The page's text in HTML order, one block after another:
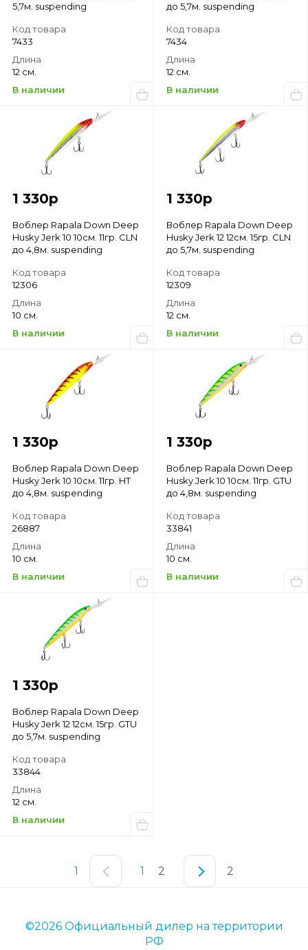
5,7м. suspending
Код товара
7433
Длина
12 см.
В наличии
до 5,7м. suspending
Код товара
7434
Длина
12 см.
В наличии
1 330р
Воблер Rapala Down Deep
Husky Jerk 10 10см. 11гр. CLN
до 4,8м. suspending
Код товара
12306
Длина
10 см.
В наличии
1 330р
Воблер Rapala Down Deep
Husky Jerk 12 12см. 15гр. CLN
до 5,7м. suspending
Код товара
12309
Длина
12 см.
В наличии
1 330р
Воблер Rapala Down Deep
Husky Jerk 10 10см. 11гр. HT
до 4,8м. suspending
Код товара
26887
Длина
10 см.
В наличии
1 330р
Воблер Rapala Down Deep
Husky Jerk 10 10см. 11гр. GTU
до 4,8м. suspending
Код товара
33841
Длина
10 см.
В наличии
1 330р
Воблер Rapala Down Deep
Husky Jerk 12 12см. 15гр. GTU
до 5,7м. suspending
Код товара
33844
Длина
12 см.
В наличии
1 1 2 2
©2026 Официальный дилер на территории
РФ